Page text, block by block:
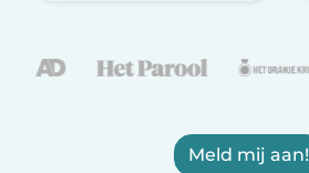
Meld mij aan!